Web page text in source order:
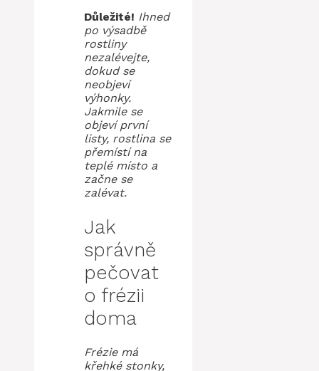
Důležité! Ihned
po výsadbě
rostliny
nezalévejte,
dokud se
neobjeví
výhonky.
Jakmile se
objeví první
listy, rostlina se
přemístí na
teplé místo a
začne se
zalévat.
Jak
správně
pečovat
o frézii
doma
Frézie má
křehké stonky,